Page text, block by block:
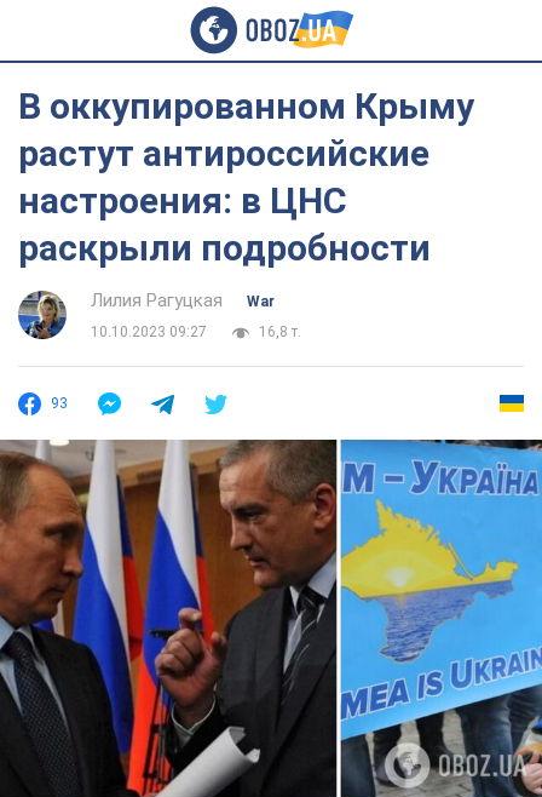
В оккупированном Крыму
растут антироссийские
настроения: в ЦНС
раскрыли подробности
Лилия Рагуцкая
War
10.10.2023 09:27
16,8 т.
93